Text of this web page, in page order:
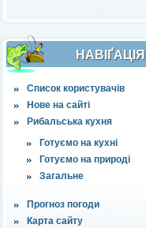
НАВІҐАЦІЯ
Список користувачів
Нове на сайті
Рибальська кухня
Готуємо на кухні
Готуємо на природі
Загальне
Прогноз погоди
Карта сайту